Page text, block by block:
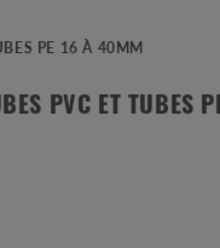
PE 16 À 40MM
PVC ET TUBES